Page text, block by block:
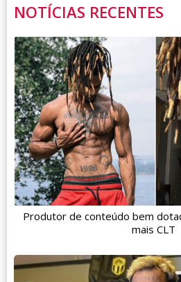
NOTÍCIAS RECENTES
Produtor de conteúdo bem
mais CLT